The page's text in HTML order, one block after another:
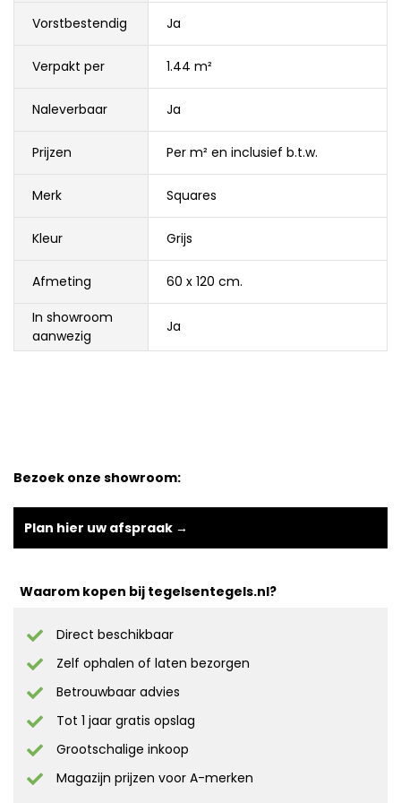
Vorstbestendig Ja
Verpakt per 1.44 m²
Naleverbaar Ja
Prijzen Per m² en inclusief b.t.w.
Merk Squares
Kleur Grijs
Afmeting
60 x 120 cm.
In showroom
aanwezig
Ja
Bezoek onze showroom:
Plan hier uw afspraak →
Waarom kopen bij tegelsentegels.nl?
Direct beschikbaar
Zelf ophalen of laten bezorgen
Betrouwbaar advies
Tot 1 jaar gratis opslag
Grootschalige inkoop
Magazijn prijzen voor A-merken